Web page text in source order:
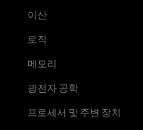
이산
로직
메모리
광전자 공학
프로세서 및 주변 장치